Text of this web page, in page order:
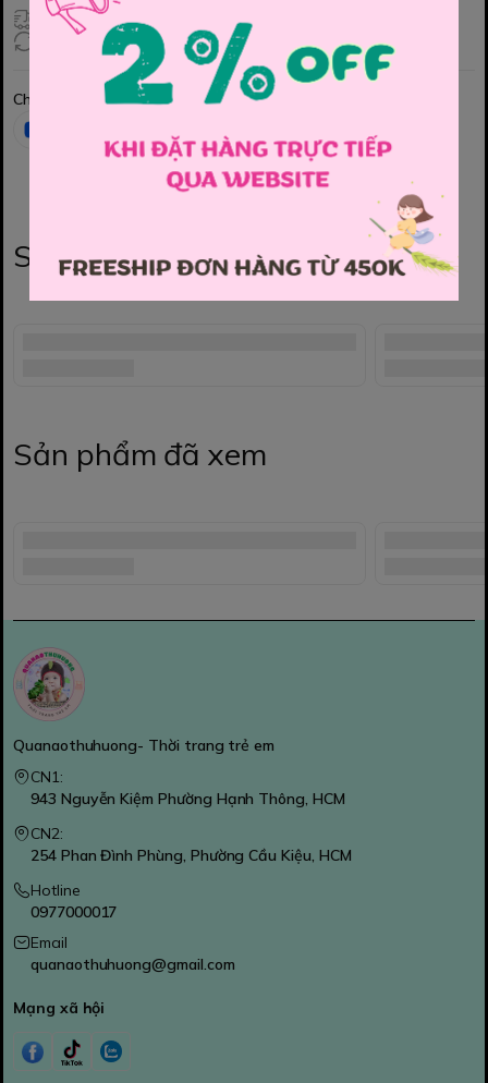
Giao hàng toàn quốc
Đổi hàng 3 ngày (HCM), 7 ngày (Tỉnh)
Chia sẻ
Sản phẩm liên quan
Sản phẩm đã xem
Quanaothuhuong- Thời trang trẻ em
CN1:
943 Nguyễn Kiệm Phường Hạnh Thông, HCM
CN2:
254 Phan Đình Phùng, Phường Cầu Kiệu, HCM
Hotline
0977000017
Email
quanaothuhuong@gmail.com
Mạng xã hội